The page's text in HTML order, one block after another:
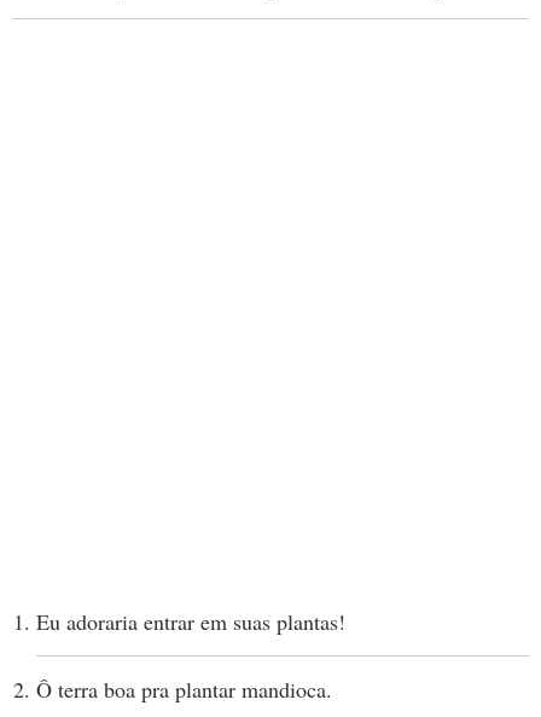
Eu adoraria entrar em suas plantas!
Ô terra boa pra plantar mandioca.